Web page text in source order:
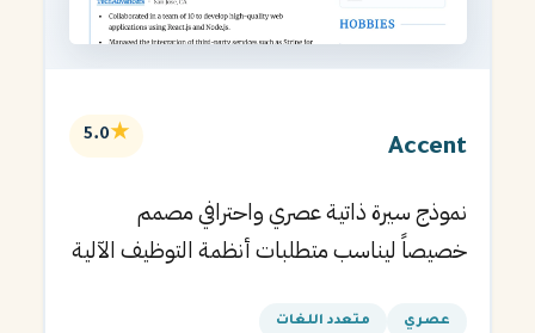
Accent
★
5.0
نموذج سيرة ذاتية عصري واحترافي مصمم
خصيصاً ليناسب متطلبات أنظمة التوظيف الآلية
عصري متعدد اللغات